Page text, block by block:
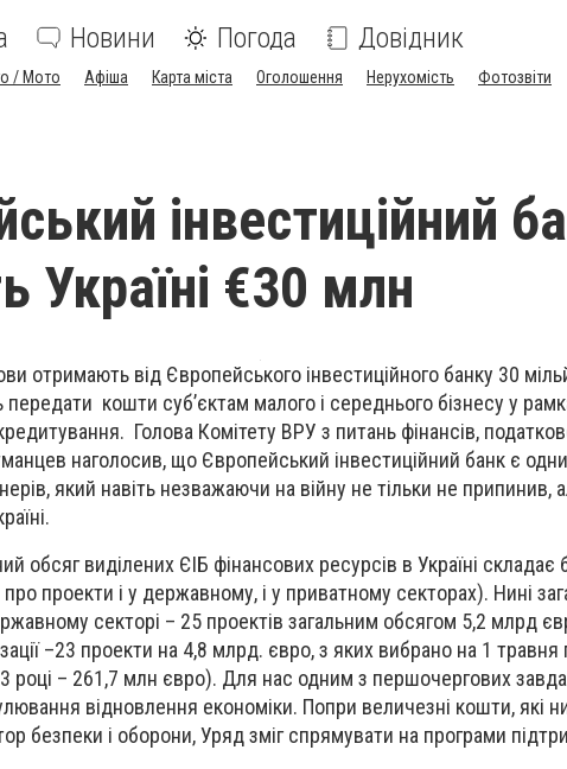
Новини Погода Довідник
/ Мото Афіша Карта міста Оголошення Нерухомість Фотозвіти
інвестиційний
Україні €30 млн
отримають від Європейського інвестиційного банку 30
передати кошти суб’єктам малого і середнього бізнесу у
Голова Комітету ВРУ з питань фінансів,
наголосив, що Європейський інвестиційний банк є
який навіть незважаючи на війну не тільки не припинив,
обсяг виділених ЄІБ фінансових ресурсів в Україні складає
проекти і у державному, і у приватному секторах). Нині
секторі – 25 проектів загальним обсягом 5,2 млрд
–23 проекти на 4,8 млрд. євро, з яких вибрано на 1
році – 261,7 млн євро). Для нас одним з першочергових
відновлення економіки. Попри величезні кошти, які
безпеки і оборони, Уряд зміг спрямувати на програми